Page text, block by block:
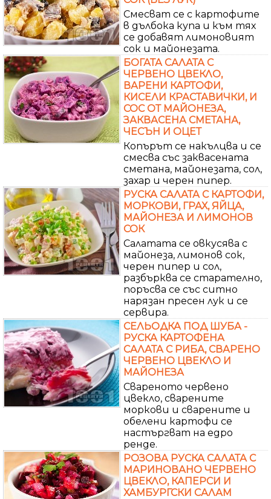
Смесват се с картофите
в дълбока купа и към тях
се добавят лимоновият
сок и майонезата.
БОГАТА САЛАТА С
ЧЕРВЕНО ЦВЕКЛО,
ВАРЕНИ КАРТОФИ,
КИСЕЛИ КРАСТАВИЧКИ, И
СОС ОТ МАЙОНЕЗА,
ЗАКВАСЕНА СМЕТАНА,
ЧЕСЪН И ОЦЕТ
Копърът се накълцва и се
смесва със заквасената
сметана, майонезата, сол,
захар и черен пипер.
РУСКА САЛАТА С КАРТОФИ,
МОРКОВИ, ГРАХ, ЯЙЦА,
МАЙОНЕЗА И ЛИМОНОВ
СОК
Салатата се овкусява с
майонеза, лимонов сок,
черен пипер и сол,
разбърква се старателно,
поръсва се със ситно
нарязан пресен лук и се
сервира.
СЕЛЬОДКА ПОД ШУБА -
РУСКА КАРТОФЕНА
САЛАТА С РИБА, СВАРЕНО
ЧЕРВЕНО ЦВЕКЛО И
МАЙОНЕЗА
Свареното червено
цвекло, сварените
моркови и сварените и
обелени картофи се
настъргват на едро
ренде.
РОЗОВА РУСКА САЛАТА С
МАРИНОВАНО ЧЕРВЕНО
ЦВЕКЛО, КАПЕРСИ И
ХАМБУРГСКИ САЛАМ